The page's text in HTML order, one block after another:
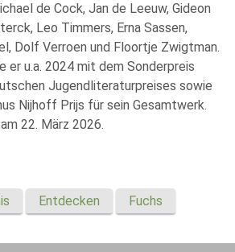
de Cock, Jan de Leeuw, Gideon
Leo Timmers, Erna Sassen,
Dolf Verroen und Floortje Zwigtman.
er u.a. 2024 mit dem Sonderpreis
Jugendliteraturpreises sowie
Nijhoff Prijs für sein Gesamtwerk.
22. März 2026.
Entdecken Fuchs